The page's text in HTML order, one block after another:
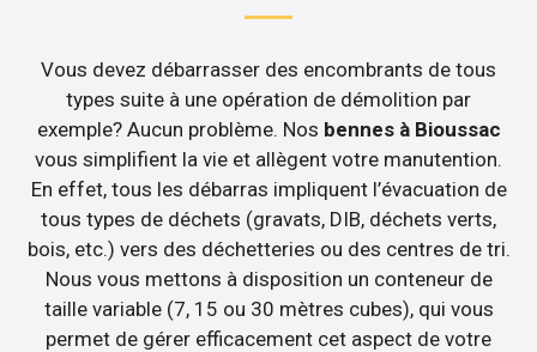
Vous devez débarrasser des encombrants de tous
types suite à une opération de démolition par
exemple? Aucun problème. Nos bennes à Bioussac
vous simplifient la vie et allègent votre manutention.
En effet, tous les débarras impliquent l’évacuation de
tous types de déchets (gravats, DIB, déchets verts,
bois, etc.) vers des déchetteries ou des centres de tri.
Nous vous mettons à disposition un conteneur de
taille variable (7, 15 ou 30 mètres cubes), qui vous
permet de gérer efficacement cet aspect de votre